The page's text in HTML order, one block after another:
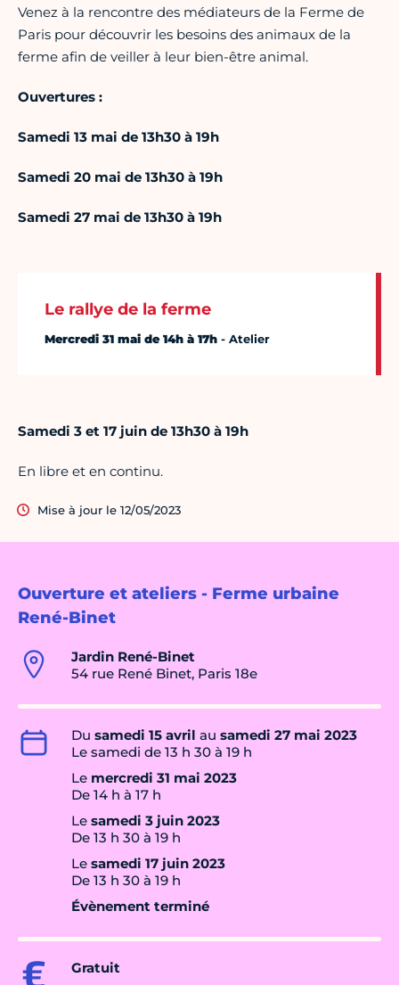
Ouverture et ateliers - Ferme urbaine
René-Binet
Jardin René-Binet
54 rue René Binet, Paris 18e
Du samedi 15 avril au samedi 27 mai 2023
Le samedi de 13 h 30 à 19 h
Le mercredi 31 mai 2023
De 14 h à 17 h
Le samedi 3 juin 2023
De 13 h 30 à 19 h
Le samedi 17 juin 2023
De 13 h 30 à 19 h
Évènement terminé
Gratuit
Venez à la rencontre des médiateurs de la Ferme de
Paris pour découvrir les besoins des animaux de la
ferme afin de veiller à leur bien-être animal.
Ouvertures :
Samedi 13 mai de 13h30 à 19h
Samedi 20 mai de 13h30 à 19h
Samedi 27 mai de 13h30 à 19h
Le rallye de la ferme
Mercredi 31 mai de 14h à 17h - Atelier
Samedi 3 et 17 juin de 13h30 à 19h
En libre et en continu.
Mise à jour le 12/05/2023